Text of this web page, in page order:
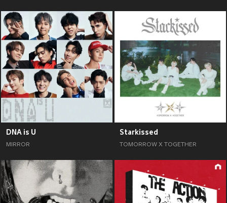
DNA is U
MIRROR
Starkissed
TOMORROW X TOGETHER